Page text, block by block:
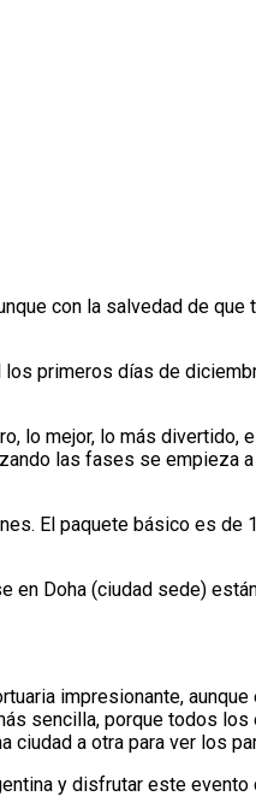
con la salvedad de
primeros días de
lo mejor, lo más divertido,
las fases se empieza
El paquete básico es de
en Doha (ciudad sede)
impresionante,
sencilla, porque todos
ciudad a otra para ver los
y disfrutar este